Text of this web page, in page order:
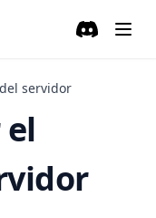
servidor